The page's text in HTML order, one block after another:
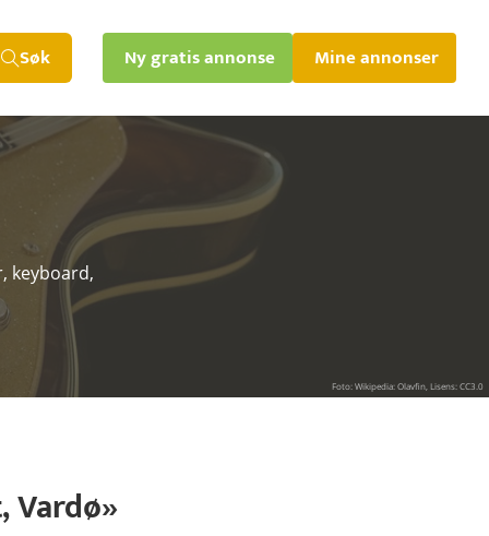
Søk Ny gratis annonse Mine annonser
keyboard,
Foto: Wikipedia: Olavfin, Lisens: CC3.0
,Vardø»